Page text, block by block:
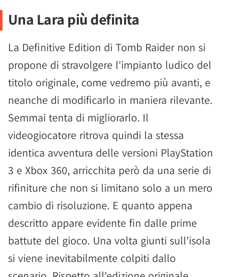
Una Lara più definita
La Definitive Edition di Tomb Raider non si
propone di stravolgere l'impianto ludico del
titolo originale, come vedremo più avanti, e
neanche di modificarlo in maniera rilevante.
Semmai tenta di migliorarlo. Il
videogiocatore ritrova quindi la stessa
identica avventura delle versioni PlayStation
3 e Xbox 360, arricchita però da una serie di
rifiniture che non si limitano solo a un mero
cambio di risoluzione. E quanto appena
descritto appare evidente fin dalle prime
battute del gioco. Una volta giunti sull'isola
si viene inevitabilmente colpiti dallo